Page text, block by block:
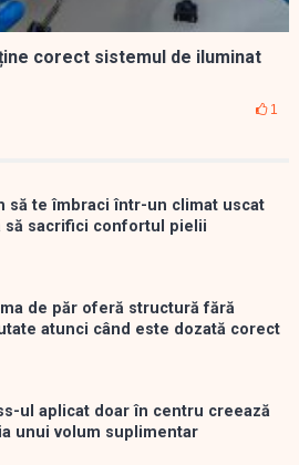
corect sistemul de iluminat
1
să te îmbraci într-un climat uscat
să sacrifici confortul pielii
de păr oferă structură fără
atunci când este dozată corect
ul aplicat doar în centru creează
unui volum suplimentar